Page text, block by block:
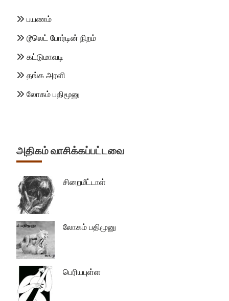
பயணம்
டூலெட் போர்டின் நிறம்
கட்டுமாவடி
தங்க அரளி
லோகம் பதிமூனு
அதிகம் வாசிக்கப்பட்டவை
சிறைமீட்டாள்
லோகம் பதிமூனு
பெரியபுள்ள